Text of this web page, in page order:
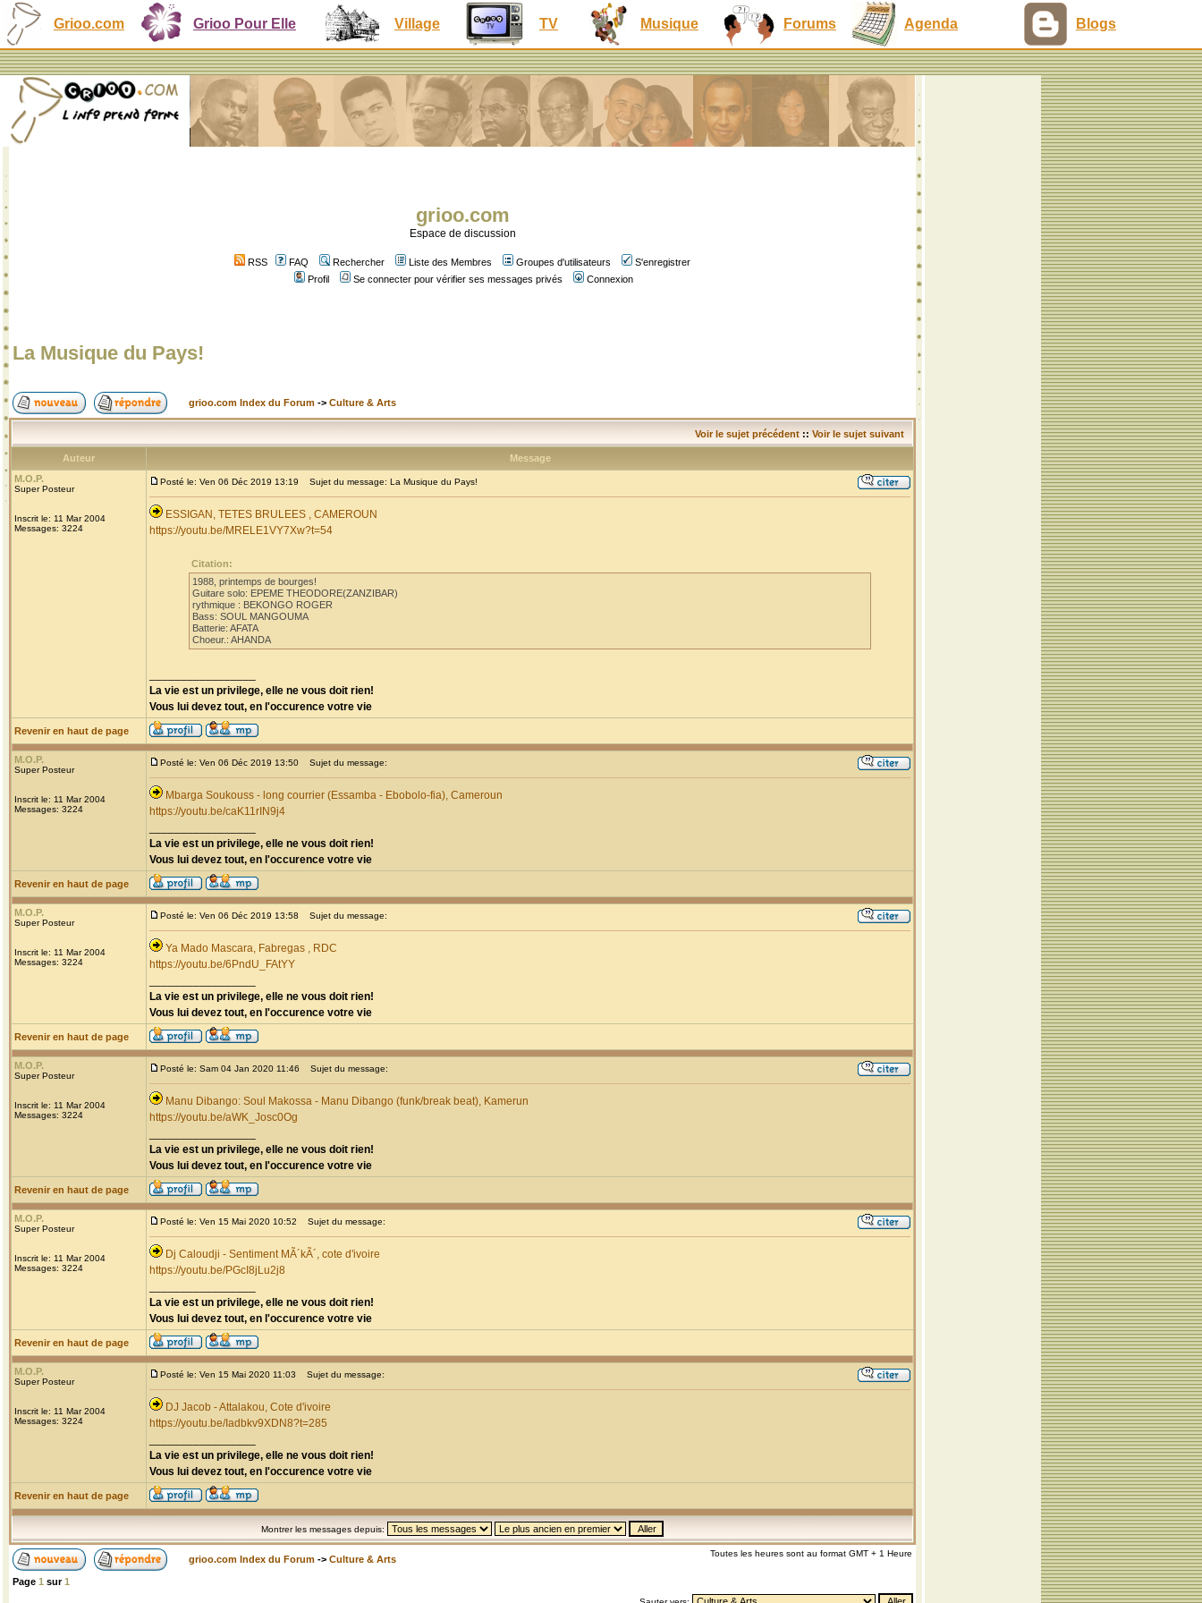
Grioo.com Grioo Pour Elle Village TV Musique Forums Agenda Blogs
grioo.com
Espace de discussion
RSS FAQ Rechercher Liste des Membres Groupes d'utilisateurs
S'enregistrer
Profil
Se connecter pour vérifier ses messages privés Connexion
La Musique du Pays!
grioo.com Index du Forum -> Culture & Arts
Voir le sujet précédent :: Voir le sujet suivant
Auteur
Message
M.O.P.
Super Posteur
Inscrit le: 11 Mar 2004
Messages: 3224
Posté le: Ven 06 Déc 2019 13:19 Sujet du message: La Musique du Pays!
ESSIGAN, TETES BRULEES , CAMEROUN
https://youtu.be/MRELE1VY7Xw?t=54
Citation:
1988, printemps de bourges!
Guitare solo: EPEME THEODORE(ZANZIBAR)
rythmique : BEKONGO ROGER
Bass: SOUL MANGOUMA
Batterie: AFATA
Choeur.: AHANDA
La vie est un privilege, elle ne vous doit rien!
Vous lui devez tout, en l'occurence votre vie
Revenir en haut de page
M.O.P.
Super Posteur
Inscrit le: 11 Mar 2004
Messages: 3224
Posté le: Ven 06 Déc 2019 13:50 Sujet du message:
Mbarga Soukouss - long courrier (Essamba - Ebobolo-fia), Cameroun
https://youtu.be/caK11rIN9j4
La vie est un privilege, elle ne vous doit rien!
Vous lui devez tout, en l'occurence votre vie
Revenir en haut de page
M.O.P.
Super Posteur
Inscrit le: 11 Mar 2004
Messages: 3224
Posté le: Ven 06 Déc 2019 13:58 Sujet du message:
Ya Mado Mascara, Fabregas , RDC
https://youtu.be/6PndU_FAtYY
La vie est un privilege, elle ne vous doit rien!
Vous lui devez tout, en l'occurence votre vie
Revenir en haut de page
M.O.P.
Super Posteur
Inscrit le: 11 Mar 2004
Messages: 3224
Posté le: Sam 04 Jan 2020 11:46 Sujet du message:
Manu Dibango: Soul Makossa - Manu Dibango (funk/break beat), Kamerun
https://youtu.be/aWK_Josc0Og
La vie est un privilege, elle ne vous doit rien!
Vous lui devez tout, en l'occurence votre vie
Revenir en haut de page
M.O.P.
Super Posteur
Inscrit le: 11 Mar 2004
Messages: 3224
Posté le: Ven 15 Mai 2020 10:52 Sujet du message:
Dj Caloudji - Sentiment MÃ´kÃ´, cote d'ivoire
https://youtu.be/PGcI8jLu2j8
La vie est un privilege, elle ne vous doit rien!
Vous lui devez tout, en l'occurence votre vie
Revenir en haut de page
M.O.P.
Super Posteur
Inscrit le: 11 Mar 2004
Messages: 3224
Posté le: Ven 15 Mai 2020 11:03 Sujet du message:
DJ Jacob - Attalakou, Cote d'ivoire
https://youtu.be/Iadbkv9XDN8?t=285
La vie est un privilege, elle ne vous doit rien!
Vous lui devez tout, en l'occurence votre vie
Revenir en haut de page
Montrer les messages depuis:
grioo.com Index du Forum -> Culture & Arts
Toutes les heures sont au format GMT + 1 Heure
Page 1 sur1